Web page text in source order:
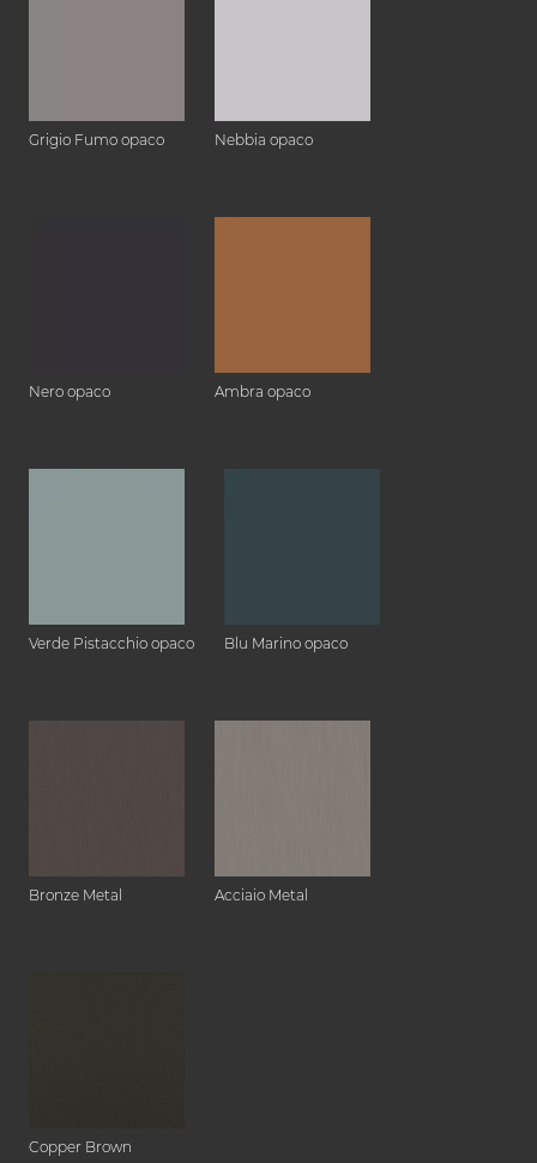
Grigio Fumo opaco Nebbia opaco
Nero opaco Ambra opaco
Verde Pistacchio opaco Blu Marino opaco
Bronze Metal Acciaio Metal
Copper Brown